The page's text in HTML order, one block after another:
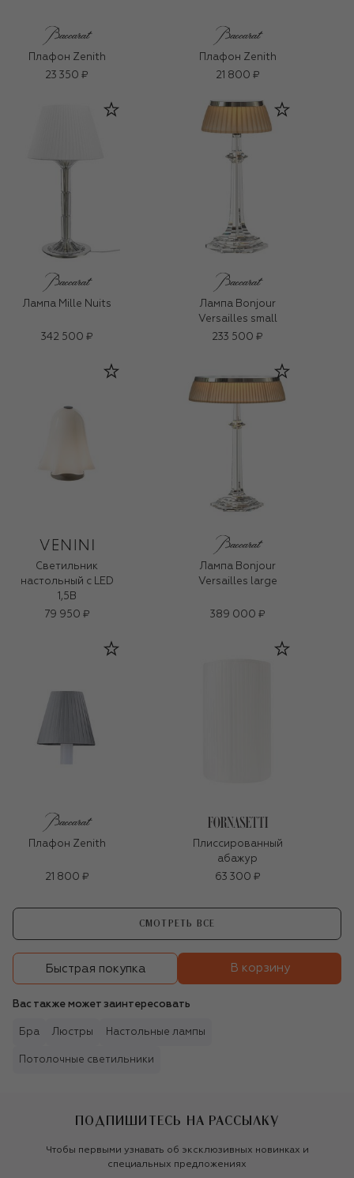
Плафон Zenith
23 350 ₽
Плафон Zenith
21 800 ₽
Лампа Mille Nuits
342 500 ₽
Лампа Bonjour
Versailles small
233 500 ₽
Светильник
настольный с LED
1,5В
79 950 ₽
Лампа Bonjour
Versailles large
389 000 ₽
Плафон Zenith
21 800 ₽
Плиссированный
абажур
63 300 ₽
СМОТРЕТЬ ВСЕ
Быстрая покупка В корзину
Вас также может заинтересовать
Бра Люстры Настольные лампы
Потолочные светильники
ПОДПИШИТЕСЬ НА РАССЫЛКУ
Чтобы первыми узнавать об эксклюзивных новинках и
специальных предложениях